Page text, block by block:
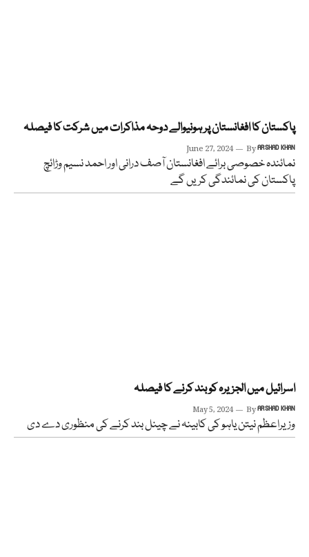
پاکستان کا افغانستان پر ہونیوالے دوحہ مذاکرات میں شرکت کا فیصلہ‎
June 27, 2024 ByARSHAD KHAN
نمائندہ خصوصی برائے افغانستان آصف درانی اور احمد نسیم وڑائچ
پاکستان کی نمائندگی کریں گے
اسرائیل میں الجزیرہ کو بند کرنے کا فیصلہ
May 5, 2024 ByARSHAD KHAN
وزیراعظم نیتن یاہو کی کابینہ نے چینل بند کرنے کی منظوری دے دی